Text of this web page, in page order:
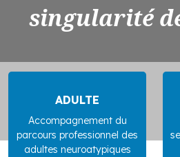
singularité
ADULTE
Accompagnement du
parcours professionnel des
adultes neuroatypiques